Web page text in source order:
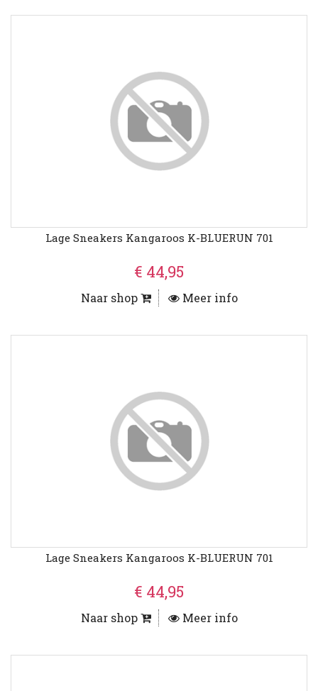
Lage Sneakers Kangaroos K-BLUERUN 701
€ 44,95
Naar shop Meer info
Lage Sneakers Kangaroos K-BLUERUN 701
€ 44,95
Naar shop Meer info